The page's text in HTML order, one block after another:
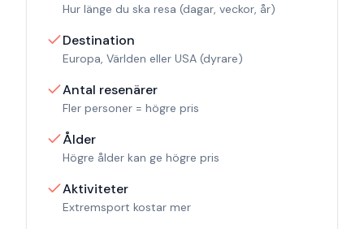
Hur länge du ska resa (dagar, veckor, år)
Destination
Europa, Världen eller USA (dyrare)
Antal resenärer
Fler personer = högre pris
Ålder
Högre ålder kan ge högre pris
Aktiviteter
Extremsport kostar mer